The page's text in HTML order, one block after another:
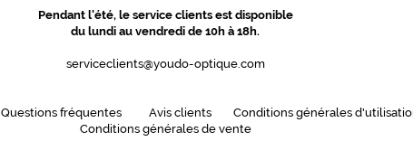
Pendant l'été, le service clients est disponible
du lundi au vendredi de 10h à 18h.
serviceclients@youdo-optique.com
Questions fréquentes Avis clients
Conditions générales
Conditions générales de vente